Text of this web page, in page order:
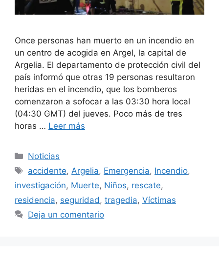
Once personas han muerto en un incendio en
un centro de acogida en Argel, la capital de
Argelia. El departamento de protección civil del
país informó que otras 19 personas resultaron
heridas en el incendio, que los bomberos
comenzaron a sofocar a las 03:30 hora local
(04:30 GMT) del jueves. Poco más de tres
horas … Leer más
Categorías
Noticias
Etiquetas
accidente, Argelia, Emergencia, Incendio,
investigación, Muerte, Niños, rescate,
residencia, seguridad , tragedia, Víctimas
Deja un comentario